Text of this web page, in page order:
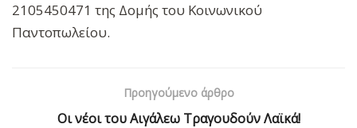
2105450471 της Δομής του Κοινωνικού
Παντοπωλείου.
Προηγούμενο άρθρο
Οι νέοι του Αιγάλεω Τραγουδούν Λαϊκά!